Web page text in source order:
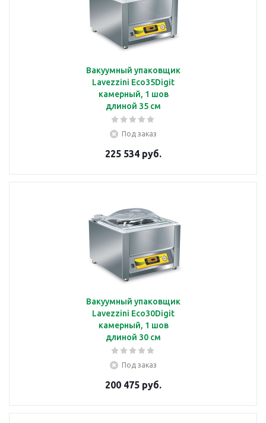
Вакуумный упаковщик
Lavezzini Eco35Digit
камерный, 1 шов
длиной 35 см
Под заказ
225 534 руб.
Вакуумный упаковщик
Lavezzini Eco30Digit
камерный, 1 шов
длиной 30 см
Под заказ
200 475 руб.